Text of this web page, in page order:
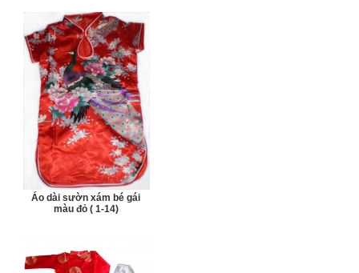
Áo dài sườn xám bé gái
màu đỏ ( 1-14)